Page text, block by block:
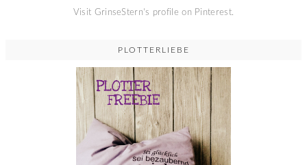
Visit GrinseStern's profile on Pinterest.
PLOTTERLIEBE